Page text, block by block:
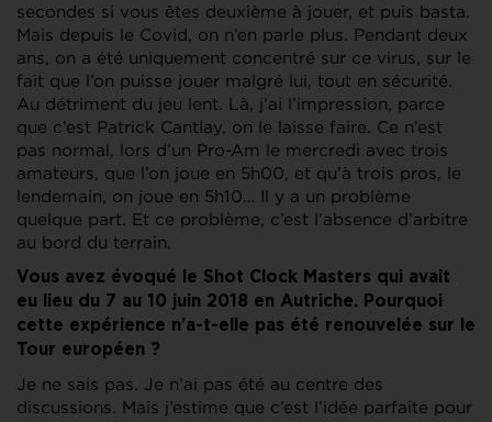
secondes si vous êtes deuxième à jouer, et puis basta.
Mais depuis le Covid, on n’en parle plus. Pendant deux
ans, on a été uniquement concentré sur ce virus, sur le
fait que l’on puisse jouer malgré lui, tout en sécurité.
Au détriment du jeu lent. Là, j’ai l’impression, parce
que c’est Patrick Cantlay, on le laisse faire. Ce n’est
pas normal, lors d’un Pro-Am le mercredi avec trois
amateurs, que l’on joue en 5h00, et qu’à trois pros, le
lendemain, on joue en 5h10… Il y a un problème
quelque part. Et ce problème, c’est l’absence d’arbitre
au bord du terrain.
Vous avez évoqué le Shot Clock Masters qui avait
eu lieu du 7 au 10 juin 2018 en Autriche. Pourquoi
cette expérience n’a-t-elle pas été renouvelée sur le
Tour européen ?
Je ne sais pas. Je n’ai pas été au centre des
discussions. Mais j’estime que c’est l’idée parfaite pour